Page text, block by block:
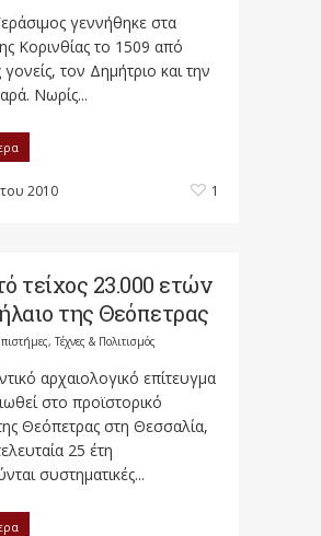
γεννήθηκε στα
Κορινθίας το 1509 από
γονείς, τον Δημήτριο και την
Νωρίς...
2010 1
τείχος 23.000 ετών
της Θεόπετρας
Τέχνες & Πολιτισμός
αρχαιολογικό επίτευγμα
στο προϊστορικό
Θεόπετρας στη Θεσσαλία,
25 έτη
συστηματικές...